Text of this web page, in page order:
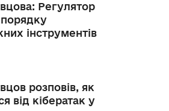
Регулятор
порядку
інструментів
розповів, як
від кібератак у